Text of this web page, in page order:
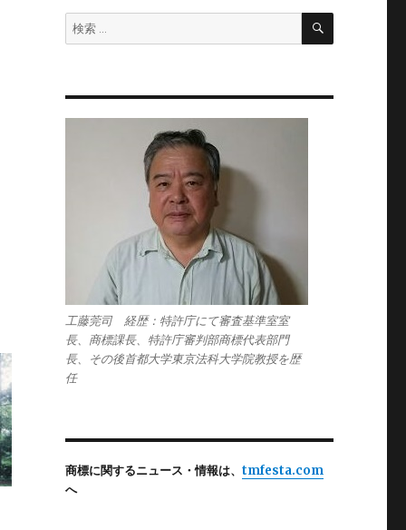
検
索:
検
工藤莞司 経歴：特許庁にて審査基準室室
長、商標課長、特許庁審判部商標代表部門
長、その後首都大学東京法科大学院教授を歴
任
商標に関するニュース・情報は、 tmfesta.com
へ